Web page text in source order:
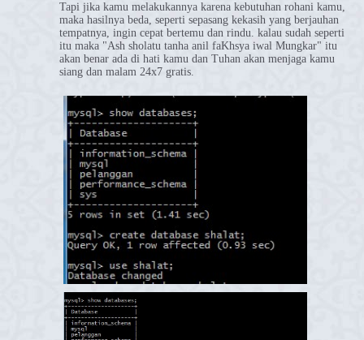
Tapi jika kamu melakukannya karena kebutuhan rohani kamu,
maka hasilnya beda, seperti sepasang kekasih yang berjauhan
tempatnya, ingin cepat bertemu dan rindu. kalau sudah seperti
itu maka "Ash sholatu tanha anil faKhsya iwal Mungkar" itu
akan benar ada di hati kamu dan Tuhan akan menjaga kamu
siang dan malam 24x7 gratis.